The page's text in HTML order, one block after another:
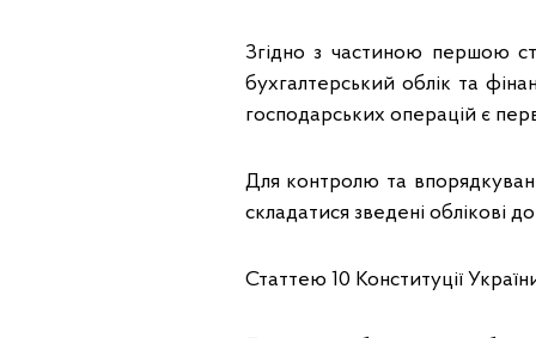
Згідно з частиною першою
бухгалтерський облік та
господарських операцій є
Для контролю та
складатися зведені облікові
Статтею 10 Конституції